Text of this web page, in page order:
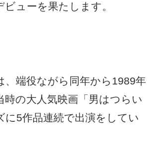
ビューを果たします。
、端役ながら同年から1989年
時の大人気映画「男はつらい
に5作品連続で出演をしてい